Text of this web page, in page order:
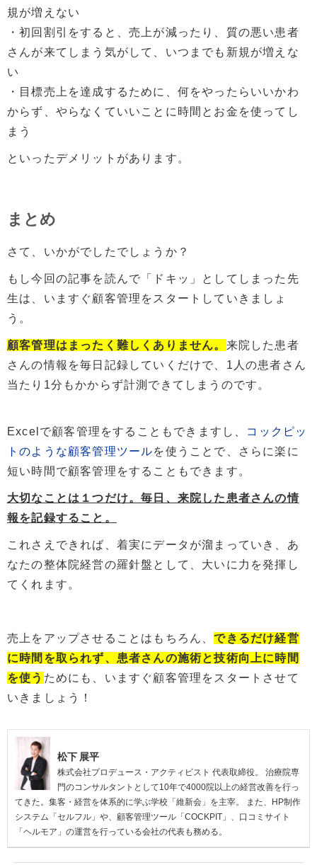
規が増えない
・初回割引をすると、売上が減ったり、質の悪い患者
さんが来てしまう気がして、いつまでも新規が増えな
い
・目標売上を達成するために、何をやったらいいかわ
からず、やらなくていいことに時間とお金を使ってし
まう
といったデメリットがあります。
まとめ
さて、いかがでしたでしょうか？
もし今回の記事を読んで「ドキッ」としてしまった先
生は、いますぐ顧客管理をスタートしていきましょ
う。
顧客管理はまったく難しくありません。 来院した患者
さんの情報を毎日記録していくだけで、1人の患者さん
当たり1分もかからず計測できてしまうのです。
Excelで顧客管理をすることもできますし、 コックピッ
トのような顧客管理ツールを使うことで、さらに楽に
短い時間で顧客管理をすることもできます。
大切なことは１つだけ。毎日、来院した患者さんの情
報を記録すること。
これさえできれば、着実にデータが溜まっていき、あ
なたの整体院経営の羅針盤として、大いに力を発揮し
てくれます。
売上をアップさせることはもちろん、できるだけ経営
に時間を取られず、患者さんの施術と技術向上に時間
を使う ためにも、いますぐ顧客管理をスタートさせて
いきましょう！
松下 展平
株式会社プロデュース・アクティビスト 代表取締役。 治療院専
門のコンサルタントとして10年で4000院以上の経営改善を行っ
てきた。集客・経営を体系的に学ぶ学校「維新会」を主宰。 また、HP制作
システム「セルフル」や、顧客管理ツール「COCKPIT」、口コミサイト
「ヘルモア」の運営を行っている会社の代表も務める。